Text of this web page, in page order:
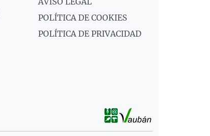
POLÍTICA DE COOKIES
POLÍTICA DE PRIVACIDAD